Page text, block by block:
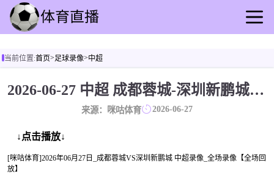
足球直播
足球动态
篮球速报
全球联赛
当前位置:首页>足球录像>中超
2026-06-27 中超 成都蓉城-深圳新鹏城 录像[咪咕体育]
来源：咪咕体育 2026-06-27
↓点击播放↓
[咪咕体育]2026年06月27日_成都蓉城VS深圳新鹏城 中超录像_全场录像【全场回
放】